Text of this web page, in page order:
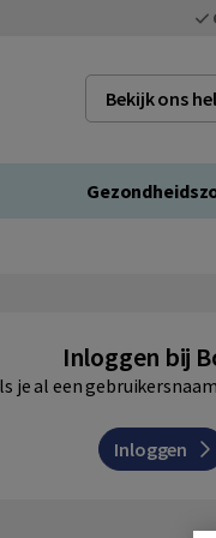
Bekijk ons
Inloggen bij
je al een
Inloggen